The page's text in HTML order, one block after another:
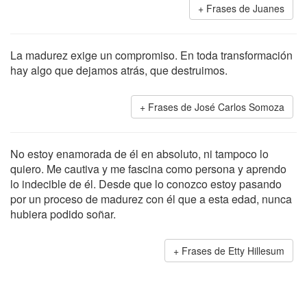
Frases de Juanes
La madurez exige un compromiso. En toda transformación
hay algo que dejamos atrás, que destruimos.
Frases de José Carlos Somoza
No estoy enamorada de él en absoluto, ni tampoco lo
quiero. Me cautiva y me fascina como persona y aprendo
lo indecible de él. Desde que lo conozco estoy pasando
por un proceso de madurez con él que a esta edad, nunca
hubiera podido soñar.
Frases de Etty Hillesum